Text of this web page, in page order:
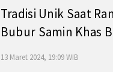
Tradisi Unik Saat
Bubur Samin Khas
13 Maret 2024, 19:09 WIB